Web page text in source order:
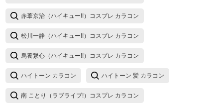
赤葦京治（ハイキュー!!）コスプレ カラコン
松川一静（ハイキュー!!）コスプレ カラコン
烏養繋心（ハイキュー!!）コスプレ カラコン
ハイトーン カラコン ハイトーン 髪 カラコン
南 ことり（ラブライブ!）コスプレ カラコン